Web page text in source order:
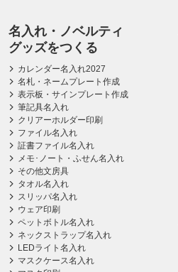
名入れ・ノベルティ
グッズをつくる
カレンダー名入れ2027
名札・ネームプレート作成
表示板・サインプレート作成
筆記具名入れ
クリアーホルダー印刷
ファイル名入れ
証書ファイル名入れ
メモ･ノート・ふせん名入れ
その他文房具
タオル名入れ
スリッパ名入れ
ウェア印刷
ペットボトル名入れ
ネックストラップ名入れ
LEDライト名入れ
マスクケース名入れ